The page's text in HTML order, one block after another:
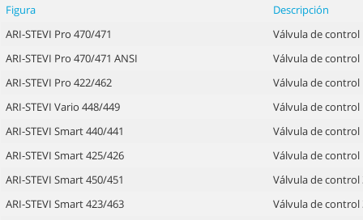
Figura
Descripción
ARI-STEVI Pro 470/471
Válvula de
ARI-STEVI Pro 470/471 ANSI
Válvula de
ARI-STEVI Pro 422/462
Válvula de
ARI-STEVI Vario 448/449
Válvula de
ARI-STEVI Smart 440/441
Válvula de
ARI-STEVI Smart 425/426
Válvula de
ARI-STEVI Smart 450/451
Válvula de control
ARI-STEVI Smart 423/463
Válvula de control